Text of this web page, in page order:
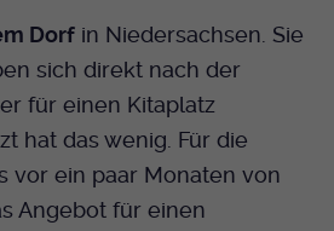
Dorf in Niedersachsen. Sie
sich direkt nach der
für einen Kitaplatz
hat das wenig. Für die
vor ein paar Monaten von
Angebot für einen